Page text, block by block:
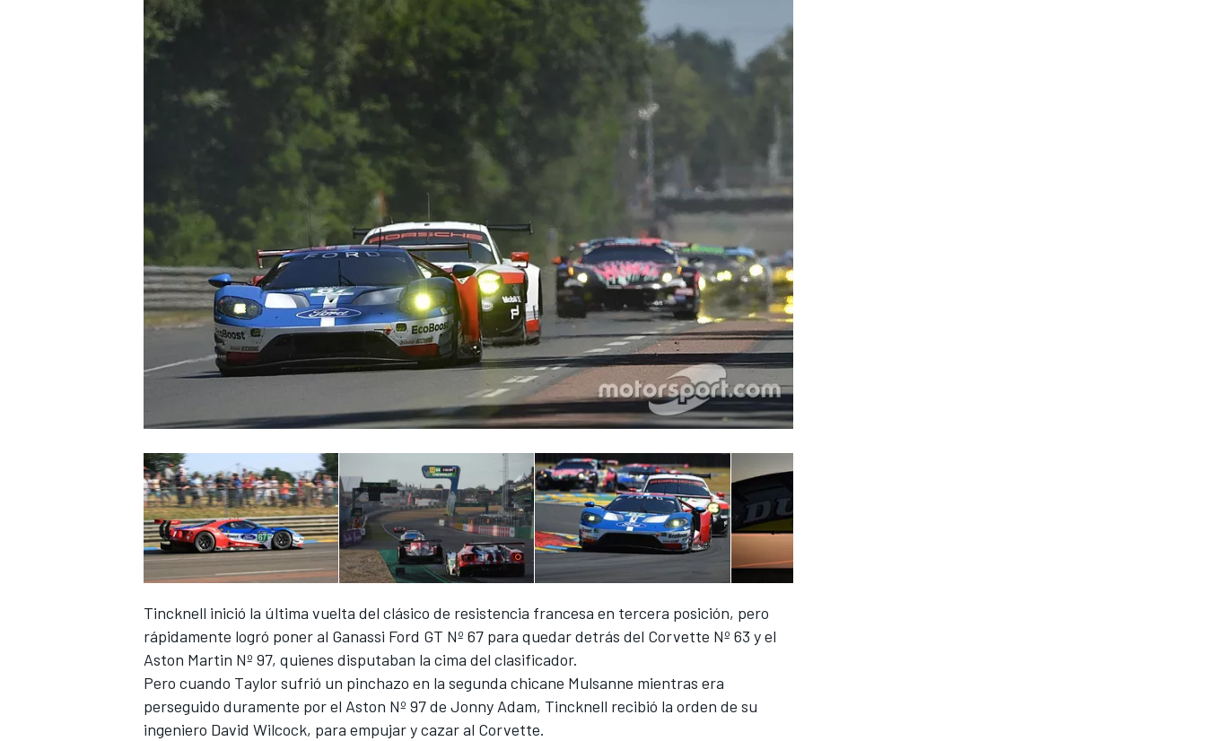
MOTOGP
FÓRMULA E
Tincknell inició la última vuelta del clásico de resistencia francesa en tercera posición, pero
rápidamente logró poner al Ganassi Ford GT Nº 67 para quedar detrás del Corvette Nº 63 y el
Aston Martin Nº 97, quienes disputaban la cima del clasificador.
Pero cuando Taylor sufrió un pinchazo en la segunda chicane Mulsanne mientras era
perseguido duramente por el Aston Nº 97 de Jonny Adam, Tincknell recibió la orden de su
ingeniero David Wilcock, para empujar y cazar al Corvette.